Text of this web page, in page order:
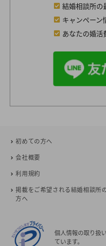
結婚相談所の
キャンペーン
あなたの婚活
初めての方へ
会社概要
利用規約
掲載をご希望される結婚相談所
方へ
個人情報の取り扱
ています。